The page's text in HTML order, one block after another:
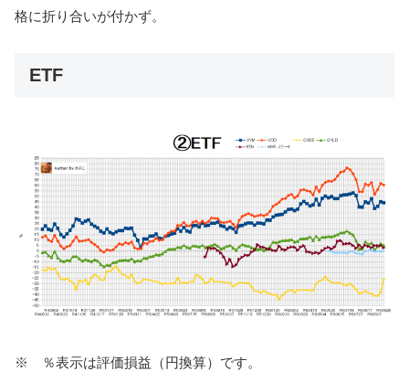
格に折り合いが付かず。
ETF
※ ％表示は評価損益（円換算）です。